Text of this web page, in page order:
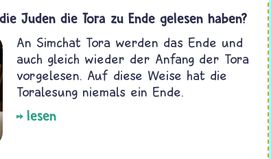
Juden die Tora zu Ende gelesen haben?
An Simchat Tora werden das Ende und
auch gleich wieder der Anfang der Tora
vorgelesen. Auf diese Weise hat die
Toralesung niemals ein Ende.
lesen